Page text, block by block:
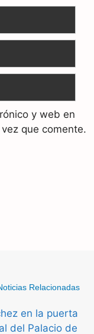
y web en
que comente.
Relacionadas